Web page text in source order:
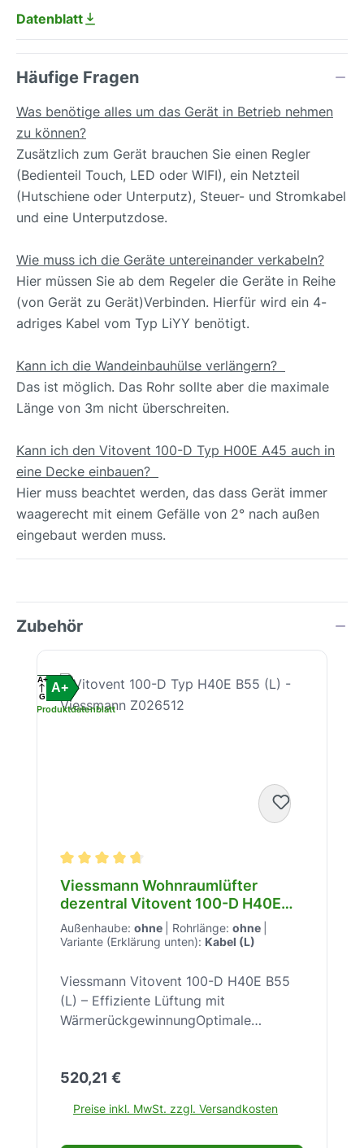
Datenblatt
Häufige Fragen
Was benötige alles um das Gerät in Betrieb nehmen
zu können?
Zusätzlich zum Gerät brauchen Sie einen Regler
(Bedienteil Touch, LED oder WIFI), ein Netzteil
(Hutschiene oder Unterputz), Steuer- und Stromkabel
und eine Unterputzdose.
Wie muss ich die Geräte untereinander verkabeln?
Hier müssen Sie ab dem Regeler die Geräte in Reihe
(von Gerät zu Gerät)Verbinden. Hierfür wird ein 4-
adriges Kabel vom Typ LiYY benötigt.
Kann ich die Wandeinbauhülse verlängern?
Das ist möglich. Das Rohr sollte aber die maximale
Länge von 3m nicht überschreiten.
Kann ich den Vitovent 100-D Typ H00E A45 auch in
eine Decke einbauen?
Hier muss beachtet werden, das dass Gerät immer
waagerecht mit einem Gefälle von 2° nach außen
eingebaut werden muss.
Zubehör
Produktgalerie überspringen
A+
A+
G
Produktdatenblatt
Durchschnittliche Bewertung von 4.6 von 5
Viessmann Wohnraumlüfter
dezentral Vitovent 100-D H40E
B55 (L) – 17–55 m³/h – 85% WRG –
39 dB(A) – Ø 162 mm –
Z026512
Außenhaube: ohne Rohrlänge: ohne
Variante (Erklärung unten): Kabel (L)
Viessmann Vitovent 100-D H40E B55
(L) – Effiziente Lüftung mit
WärmerückgewinnungOptimale
ZuhauseDas Viessmann Vitovent 100-D
dezentrales Lüftungsgerät, das für
Regulärer Preis:
520,21 €
Preise inkl. MwSt. zzgl. Versandkosten